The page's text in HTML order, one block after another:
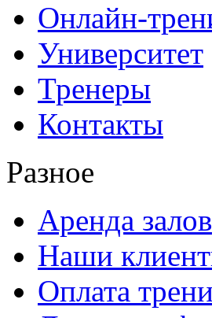
Онлайн-
Университет
Тренеры
Контакты
Разное
Аренда залов
Наши
Оплата